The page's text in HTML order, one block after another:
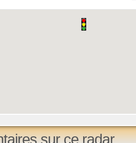
sur ce radar